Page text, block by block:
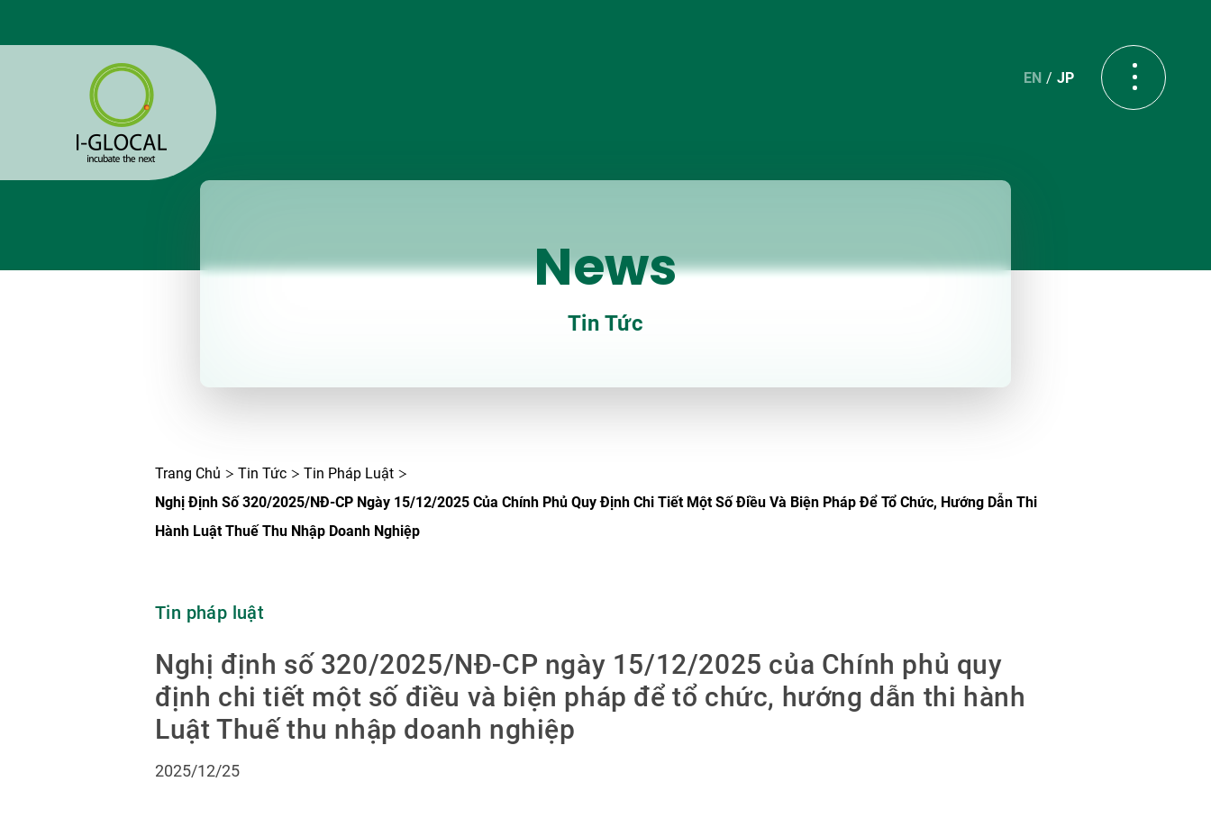
EN JP
News
Tin Tức
Trang Chủ Tin Tức
Tin Pháp Luật
Nghị Định Số 320/2025/NĐ-CP Ngày 15/12/2025 Của Chính Phủ Quy Định Chi Tiết Một Số Điều Và Biện Pháp Để Tổ Chức, Hướng Dẫn Thi
Hành Luật Thuế Thu Nhập Doanh Nghiệp
Tin pháp luật
Nghị định số 320/2025/NĐ-CP ngày 15/12/2025 của Chính phủ quy
định chi tiết một số điều và biện pháp để tổ chức, hướng dẫn thi hành
Luật Thuế thu nhập doanh nghiệp
2025/12/25